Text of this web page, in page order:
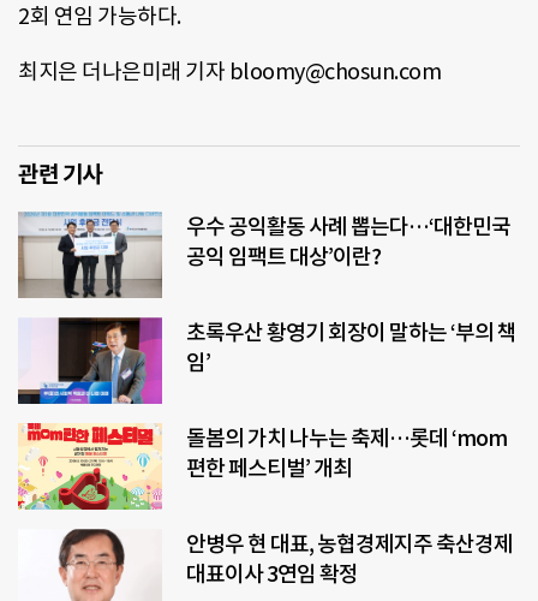
2회 연임 가능하다.
최지은 더나은미래 기자 bloomy@chosun.com
관련 기사
우수 공익활동 사례 뽑는다…‘대한민국
공익 임팩트 대상’이란?
초록우산 황영기 회장이 말하는 ‘부의 책
임’
돌봄의 가치 나누는 축제…롯데 ‘mom
편한 페스티벌’ 개최
안병우 현 대표, 농협경제지주 축산경제
대표이사 3연임 확정